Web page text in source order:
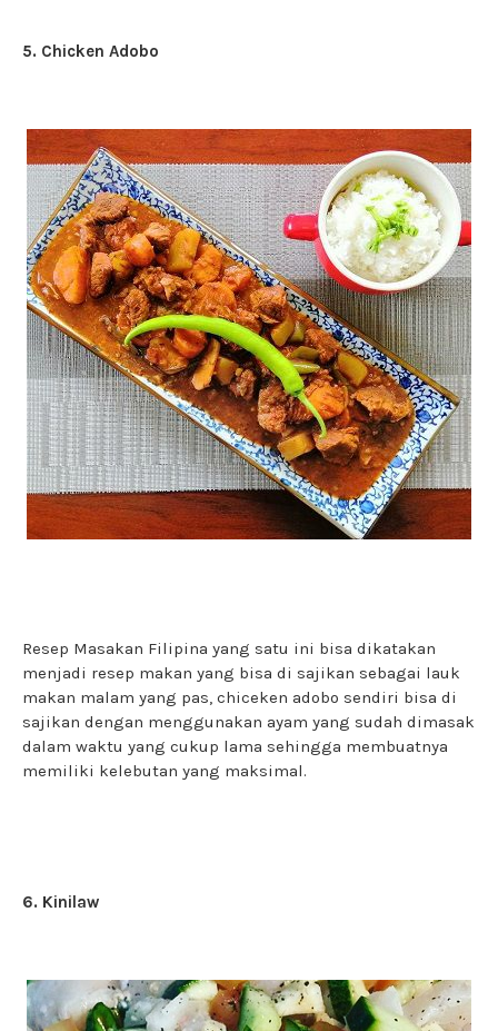
5. Chicken Adobo
Resep Masakan Filipina yang satu ini bisa dikatakan
menjadi resep makan yang bisa di sajikan sebagai lauk
makan malam yang pas, chiceken adobo sendiri bisa di
sajikan dengan menggunakan ayam yang sudah dimasak
dalam waktu yang cukup lama sehingga membuatnya
memiliki kelebutan yang maksimal.
6. Kinilaw